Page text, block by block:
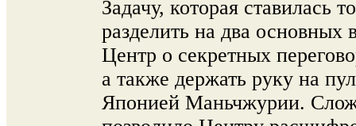
Задачу, которая ставилась
разделить на два основных
Центр о секретных
а также держать руку на
Японией Маньчжурии.